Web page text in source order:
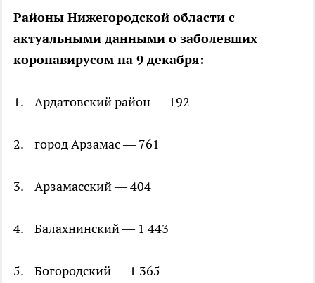
Районы Нижегородской области с
актуальными данными о заболевших
коронавирусом на 9 декабря:
1. Ардатовский район — 192
2. город Арзамас — 761
3. Арзамасский — 404
4. Балахнинский — 1 443
5. Богородский — 1 365